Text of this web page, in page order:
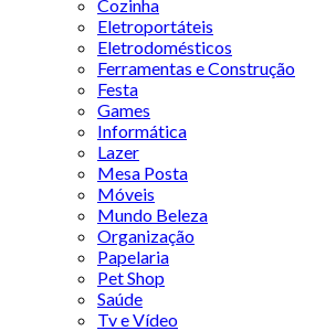
Cozinha
Eletroportáteis
Eletrodomésticos
Ferramentas e Construção
Festa
Games
Informática
Lazer
Mesa Posta
Móveis
Mundo Beleza
Organização
Papelaria
Pet Shop
Saúde
Tv e Vídeo